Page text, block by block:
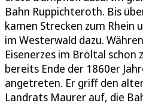
Bahn Ruppichteroth. Bis
kamen Strecken zum Rhein
im Westerwald dazu.
Eisenerzes im Bröltal schon
bereits Ende der 1860er
angetreten. Er griff den
Landrats Maurer auf, die